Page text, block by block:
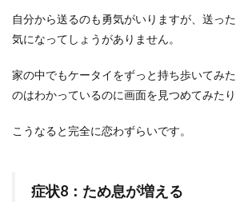
自分から送るのも勇気がいりますが、送っ
気になってしょうがありません。
家の中でもケータイをずっと持ち歩いてみ
のはわかっているのに画面を見つめてみたり
こうなると完全に恋わずらいです。
症状8：ため息が増える